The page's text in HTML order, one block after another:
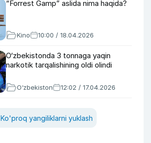
“Forrest Gamp” aslida nima haqida?
Kino 10:00 / 18.04.2026
O‘zbekistonda 3 tonnaga yaqin
narkotik tarqalishining oldi olindi
O‘zbekiston 12:02 / 17.04.2026
Ko'proq yangiliklarni yuklash